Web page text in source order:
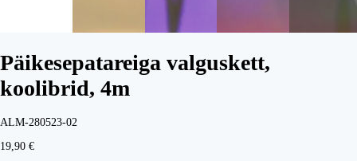
Päikesepatareiga valguskett,
koolibrid, 4m
ALM-280523-02
19,90 €